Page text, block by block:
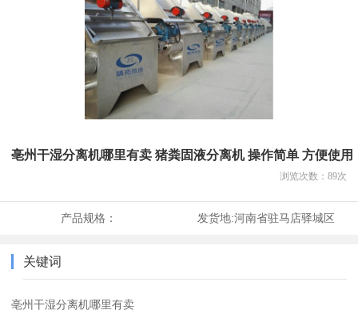
亳州干湿分离机哪里有卖 猪粪固液分离机 操作简单 方便使用
浏览次数： 89次
产品规格： 发货地:河南省驻马店驿城区
关键词
亳州干湿分离机哪里有卖